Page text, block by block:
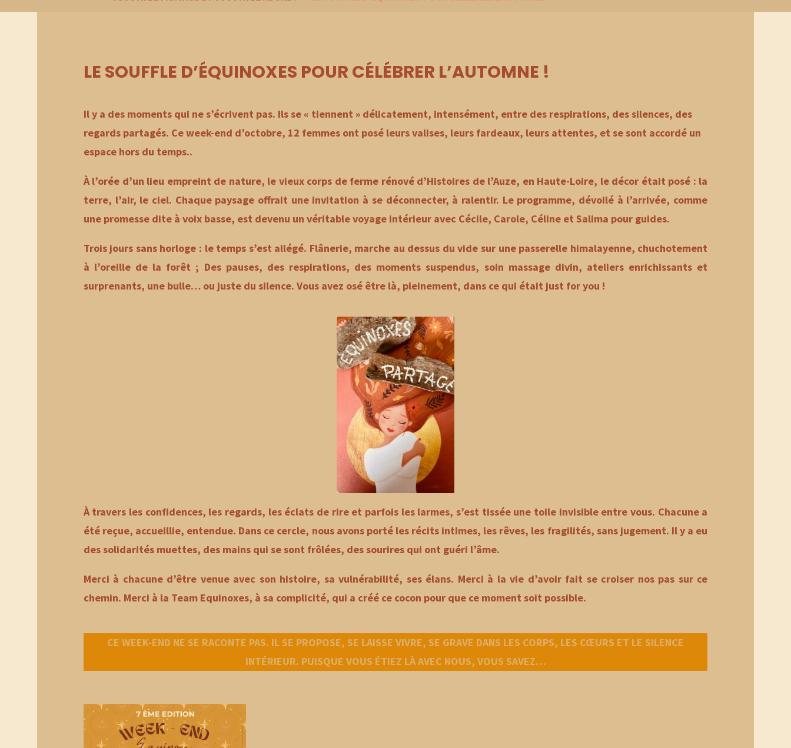
LE SOUFFLE D’ÉQUINOXES POUR CÉLÉBRER L’AUTOMNE !
Il y a des moments qui ne s’écrivent pas. Ils se « tiennent » délicatement, intensément, entre des respirations, des silences, des
regards partagés. Ce week-end d’octobre, 12 femmes ont posé leurs valises, leurs fardeaux, leurs attentes, et se sont accordé un
espace hors du temps..
À l’orée d’un lieu empreint de nature, le vieux corps de ferme rénové d’Histoires de l’Auze, en Haute-Loire, le décor était posé : la
terre, l’air, le ciel. Chaque paysage offrait une invitation à se déconnecter, à ralentir. Le programme, dévoilé à l’arrivée, comme
une promesse dite à voix basse, est devenu un véritable voyage intérieur avec Cécile, Carole, Céline et Salima pour guides.
Trois jours sans horloge : le temps s’est allégé. Flânerie, marche au dessus du vide sur une passerelle himalayenne, chuchotement
à l’oreille de la forêt ; Des pauses, des respirations, des moments suspendus, soin massage divin, ateliers enrichissants et
surprenants, une bulle… ou juste du silence. Vous avez osé être là, pleinement, dans ce qui était just for you !
À travers les confidences, les regards, les éclats de rire et parfois les larmes, s’est tissée une toile invisible entre vous. Chacune a
été reçue, accueillie, entendue. Dans ce cercle, nous avons porté les récits intimes, les rêves, les fragilités, sans jugement. Il y a eu
des solidarités muettes, des mains qui se sont frôlées, des sourires qui ont guéri l’âme.
Merci à chacune d’être venue avec son histoire, sa vulnérabilité, ses élans. Merci à la vie d’avoir fait se croiser nos pas sur ce
chemin. Merci à la Team Equinoxes, à sa complicité, qui a créé ce cocon pour que ce moment soit possible.
CE WEEK-END NE SE RACONTE PAS. IL SE PROPOSE, SE LAISSE VIVRE, SE GRAVE DANS LES CORPS, LES CŒURS ET LE SILENCE
INTÉRIEUR. PUISQUE VOUS ÉTIEZ LÀ AVEC NOUS, VOUS SAVEZ…